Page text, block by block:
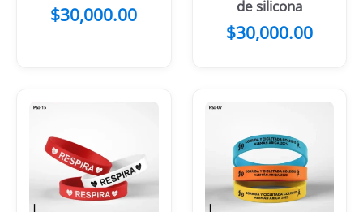
$30,000.00
de silicona
$30,000.00